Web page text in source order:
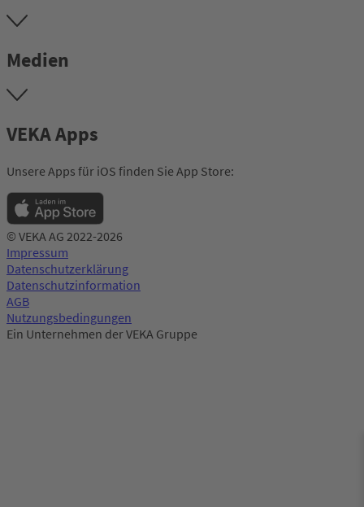
Medien
VEKA Apps
Unsere Apps für iOS finden Sie App Store:
© VEKA AG 2022-2026
Impressum
Datenschutzerklärung
Datenschutzinformation
AGB
Nutzungsbedingungen
Ein Unternehmen der VEKA Gruppe